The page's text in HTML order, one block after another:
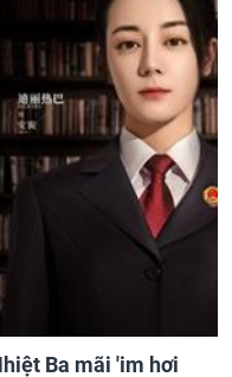
Ba mãi 'im hơi